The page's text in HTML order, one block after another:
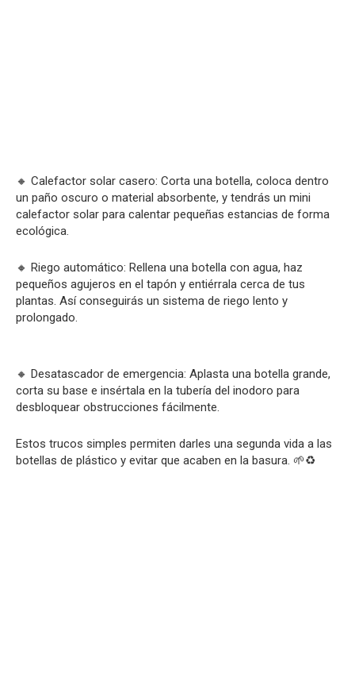
🔸 Calefactor solar casero: Corta una botella, coloca dentro
un paño oscuro o material absorbente, y tendrás un mini
calefactor solar para calentar pequeñas estancias de forma
ecológica.
🔸 Riego automático: Rellena una botella con agua, haz
pequeños agujeros en el tapón y entiérrala cerca de tus
plantas. Así conseguirás un sistema de riego lento y
prolongado.
🔸 Desatascador de emergencia: Aplasta una botella grande,
corta su base e insértala en la tubería del inodoro para
desbloquear obstrucciones fácilmente.
Estos trucos simples permiten darles una segunda vida a las
botellas de plástico y evitar que acaben en la basura. 🌱♻️